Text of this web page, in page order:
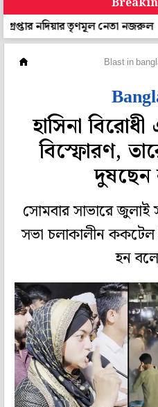
তৃণমূল নেতা নজরুল
Blast in
হাসিনা
বিস্ফোরণ,
দুষছেন
সোমবার সাভারে জুলাই
সভা চলাকালীন
হন